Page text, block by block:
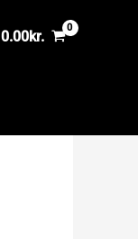
0.00kr.